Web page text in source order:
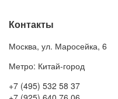
Контакты
Москва, ул. Маросейка, 6
Метро: Китай-город
+7 (495) 532 58 37